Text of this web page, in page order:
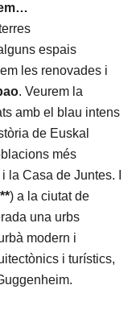
espais
les renovades i
. Veurem la
amb el blau intens
de Euskal
més
Casa de Juntes. I
) a la ciutat de
una urbs
modern i
i turístics,